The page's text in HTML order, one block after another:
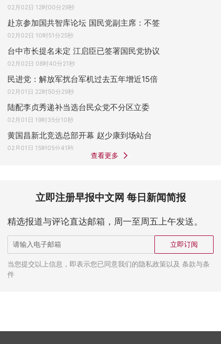
02月02日 12时00分29秒
赴京参加国共智库论坛 国民党副主席：不签
02月02日 10时51分25秒
台中市长提名未定 江启臣已签署国民党协议
02月02日 08时40分21秒
民进党：解放军扰台军机过去五年增近15倍
02月01日 22时50分29秒
陆配李贞秀递补当选台民众党不分区立委
02月01日 19时35分10秒
黄国昌新北竞选总部开幕 赵少康到场站台
02月01日 15时05分41秒
查看更多
立即注册早报中文网 每日新闻简报
精选报道与评论直达邮箱，周一至周五上午发送。
立即订阅
当您提交以上信息，即表示您已同意我们的隐私政策以及 条款与条
件